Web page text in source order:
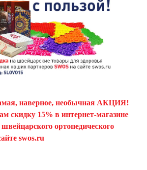
наверное, необычная АКЦИЯ!
скидку 15% в интернет-магазине
ортопедического
swos.ru